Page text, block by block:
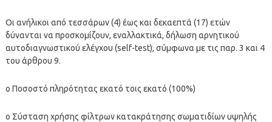
Οι ανήλικοι από τεσσάρων (4) έως και δεκαεπτά (17) ετών
δύνανται να προσκομίζουν, εναλλακτικά, δήλωση αρνητικού
αυτοδιαγνωστικού ελέγχου (self-test), σύμφωνα με τις παρ. 3 και 4
του άρθρου 9.
o Ποσοστό πληρότητας εκατό τοις εκατό (100%)
o Σύσταση χρήσης φίλτρων κατακράτησης σωματιδίων υψηλής